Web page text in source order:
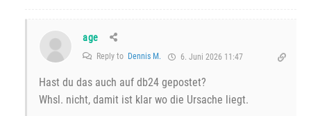
age
Reply to Dennis M. 6. Juni 2026 11:47
Hast du das auch auf db24 gepostet?
Whsl. nicht, damit ist klar wo die Ursache liegt.